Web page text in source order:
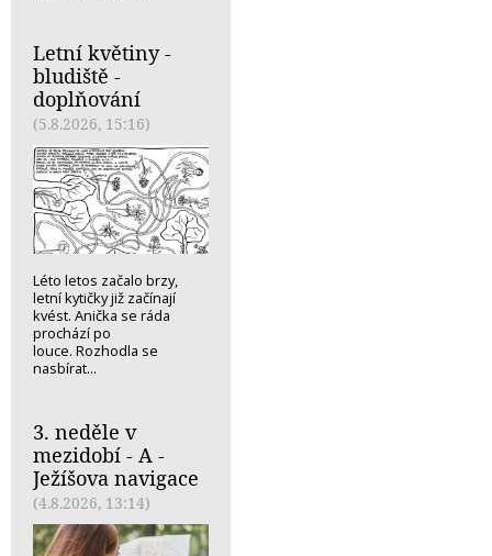
Letní květiny -
bludiště -
doplňování
(5.8.2026, 15:16)
Léto letos začalo brzy,
letní kytičky již začínají
kvést. Anička se ráda
prochází po
louce. Rozhodla se
nasbírat...
3. neděle v
mezidobí - A -
Ježíšova navigace
(4.8.2026, 13:14)